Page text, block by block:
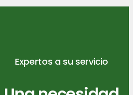
Expertos a su servicio